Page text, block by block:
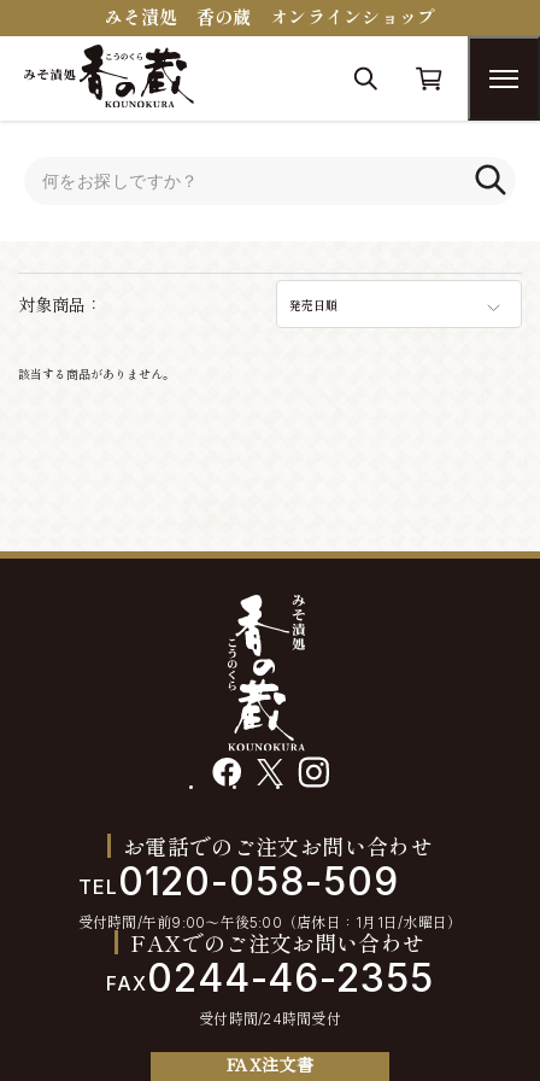
みそ漬処 香の蔵 オンラインショップ
対象商品： 発売日順
該当する商品がありません。
facebook instagram
お電話でのご注文お問い合わせ
TEL 0120-058-509
受付時間/午前9:00〜午後5:00（店休日：1月1日/水曜日）
FAXでのご注文お問い合わせ
FAX0244-46-2355
受付時間/24時間受付
FAX注文書